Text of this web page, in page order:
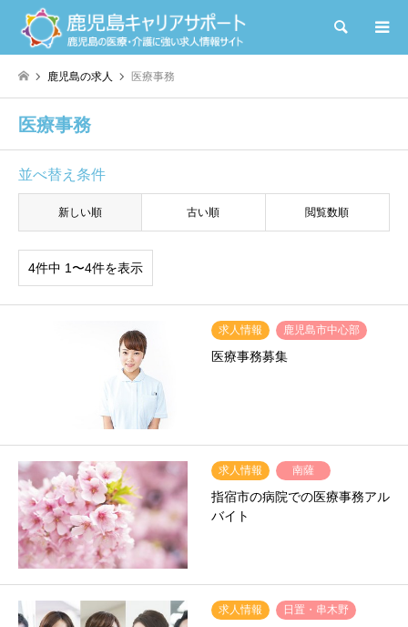
検索
鹿児島の求人 医療事務
医療事務
並べ替え条件
新しい順 古い順 閲覧数順
4件中 1〜4件を表示
求人情報 鹿児島市中心部
医療事務募集
求人情報 南薩
指宿市の病院での医療事務アル
バイト
求人情報 日置・串木野